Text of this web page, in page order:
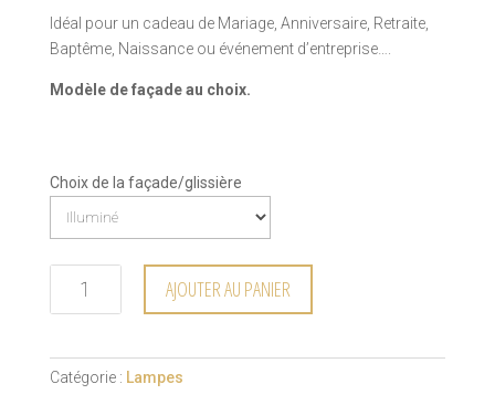
Idéal pour un cadeau de Mariage, Anniversaire, Retraite,
Baptême, Naissance ou événement d’entreprise….
Modèle de façade au choix.
Choix de la façade/glissière
AJOUTER AU PANIER
Catégorie : Lampes